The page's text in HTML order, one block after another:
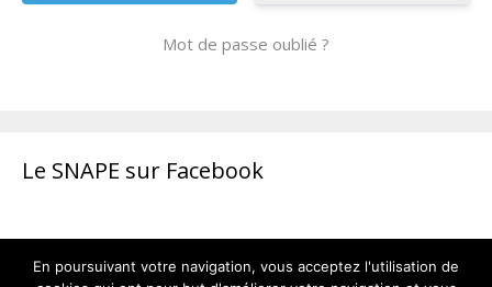
Mot de passe oublié ?
Le SNAPE sur Facebook
En poursuivant votre navigation, vous acceptez l'utilisation de